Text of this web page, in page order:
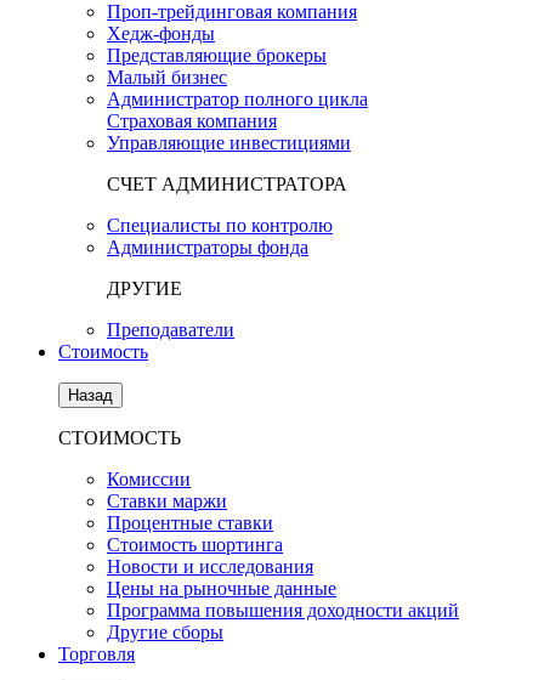
Проп-трейдинговая компания
Хедж-фонды
Представляющие брокеры
Малый бизнес
Администратор полного цикла
Страховая компания
Управляющие инвестициями
СЧЕТ АДМИНИСТРАТОРА
Специалисты по контролю
Администраторы фонда
ДРУГИЕ
Преподаватели
Стоимость
Назад
СТОИМОСТЬ
Комиссии
Ставки маржи
Процентные ставки
Стоимость шортинга
Новости и исследования
Цены на рыночные данные
Программа повышения доходности акций
Другие сборы
Торговля